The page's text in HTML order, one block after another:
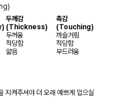
두께감
(Thickness)
촉감
(Touching)
두꺼움
까슬거림
적당함
적당함
얇음
부드러움
지켜주셔야 더 오래 예쁘게 입으실